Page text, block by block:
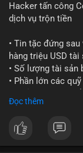
Hacker tấn công
dịch vụ trộn tiền
• Tin tặc đứng
hàng triệu USD
• Số lượng tài sản
• Phần lớn các
#cryptonews
Đọc thêm